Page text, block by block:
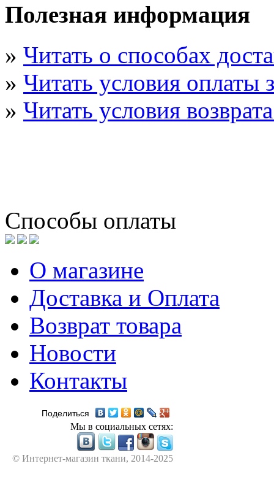
Полезная информация
» Читать о способах
» Читать условия оплаты
» Читать условия
Способы оплаты
О магазине
Доставка и Оплата
Возврат товара
Новости
Контакты
Поделиться
Мы в социальных сетях:
© Интернет-магазин ткани, 2014-2025